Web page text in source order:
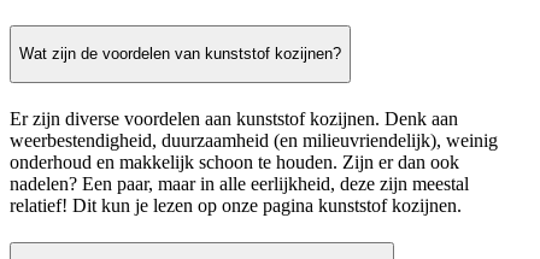
Wat zijn de voordelen van kunststof kozijnen?
Er zijn diverse voordelen aan kunststof kozijnen. Denk aan
weerbestendigheid, duurzaamheid (en milieuvriendelijk), weinig
onderhoud en makkelijk schoon te houden. Zijn er dan ook
nadelen? Een paar, maar in alle eerlijkheid, deze zijn meestal
relatief! Dit kun je lezen op onze pagina kunststof kozijnen.